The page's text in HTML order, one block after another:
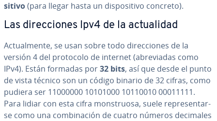
si­ti­vo(para llegar hasta un di­s­po­si­ti­vo concreto).
Las di­re­c­cio­nes Ipv4 de la ac­tua­li­dad
Ac­tua­l­me­n­te, se usan sobre todo di­re­c­cio­nes de la
versión 4 del protocolo de internet (abre­via­das como
IPv4). Están formadas por32 bits, así que desde el punto
de vista técnico son un código binario de 32 cifras, como
pudiera ser 11000000 10101000 10110010 00011111.
Para lidiar con esta cifra mo­n­s­truo­sa, suele re­pre­se­n­tar­
se como una co­m­bi­na­ción de cuatro números decimales